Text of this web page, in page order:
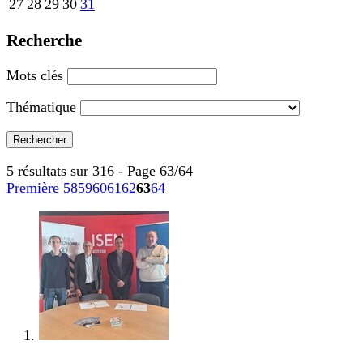
27 28 29 30 31
Recherche
Mots clés
Thématique
5 résultats sur 316 - Page 63/64
Première 58596061626364